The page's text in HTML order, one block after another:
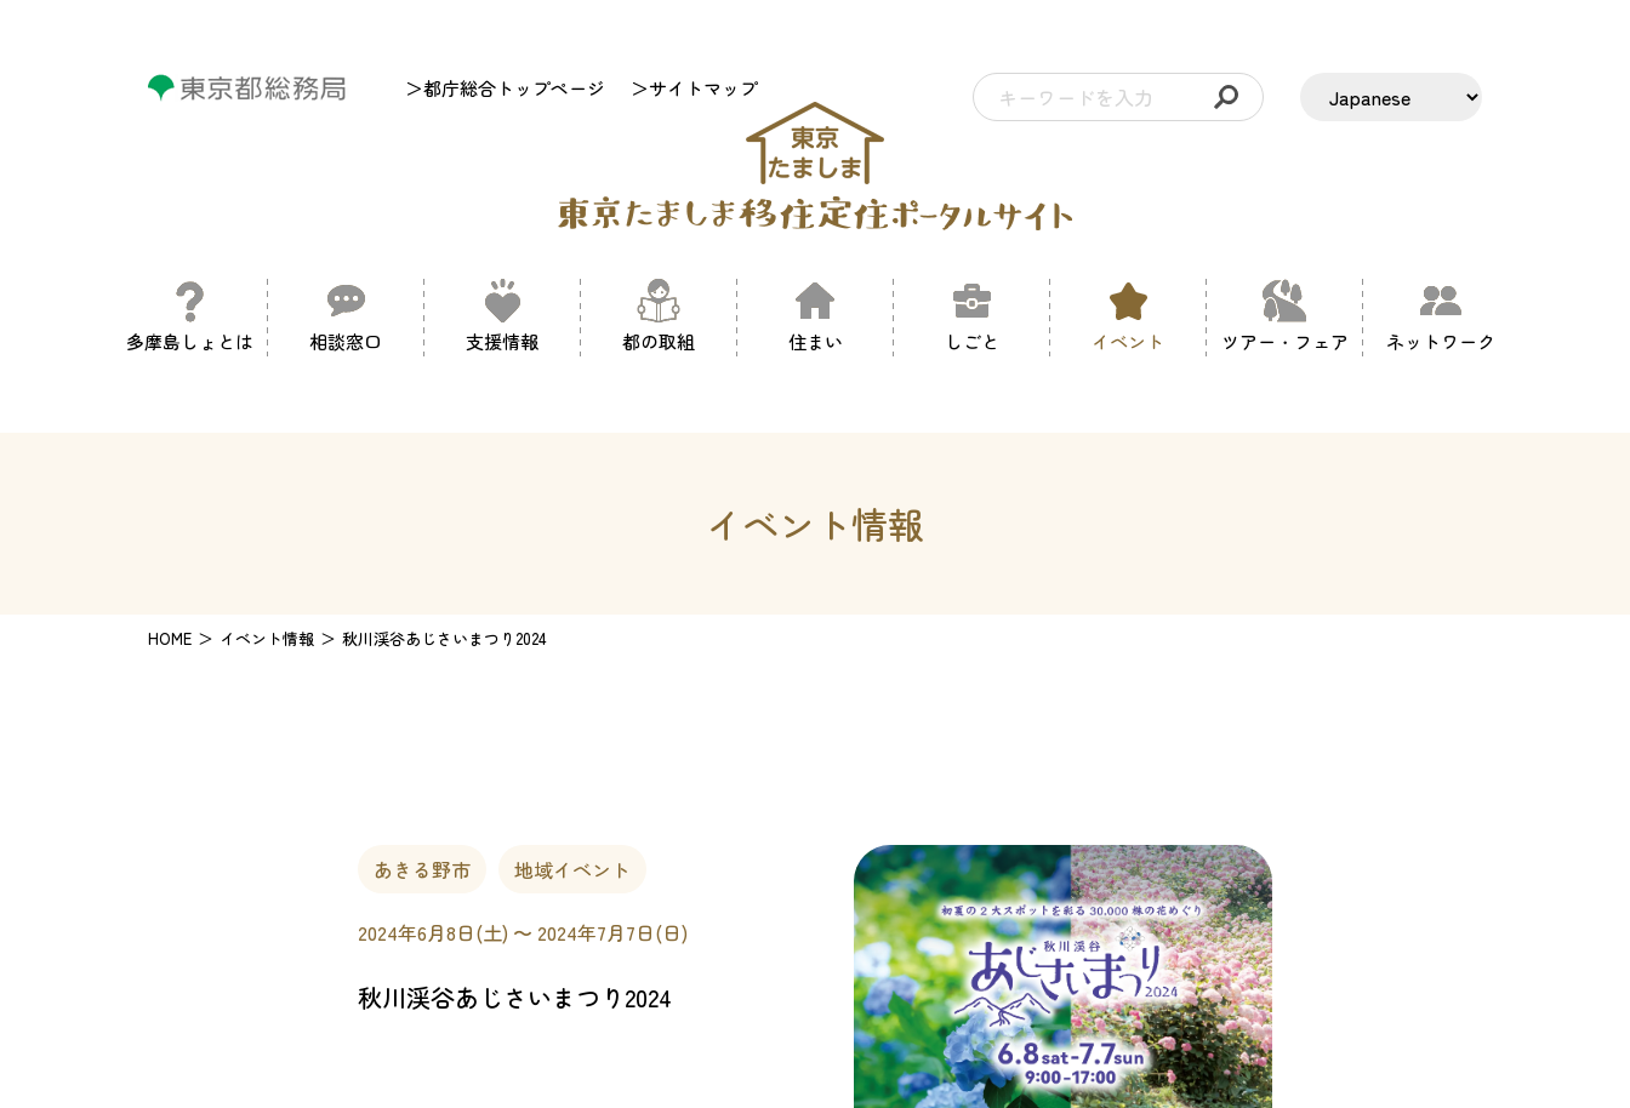
＞都庁総合トップページ ＞サイトマップ
多摩島しょとは 相談窓口 支援情報 都の取組 住まい しごと イベント ツアー・フェア ネットワーク
イベント情報
HOME イベント情報 秋川渓谷あじさいまつり2024
あきる野市 地域イベント
2024年6月8日(土) 〜 2024年7月7日(日)
秋川渓谷あじさいまつり2024